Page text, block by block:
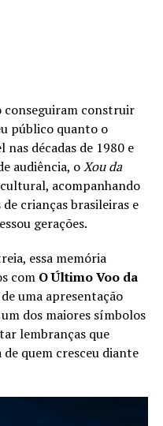
conseguiram construir
público quanto o
décadas de 1980 e
audiência, oXou da
acompanhando
crianças brasileiras e
gerações.
essa memória
com O Último Voo da
uma apresentação
dos maiores símbolos
lembranças que
quem cresceu diante